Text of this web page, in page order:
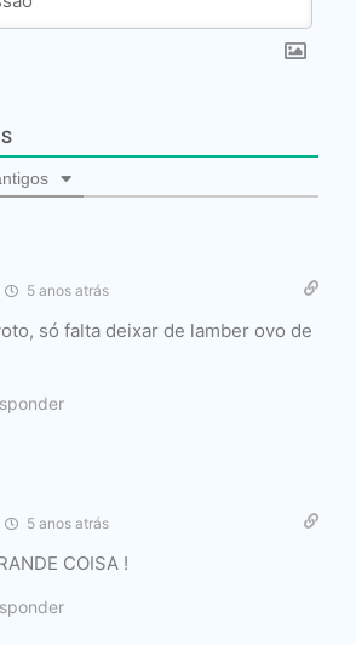
5 anos atrás
só falta deixar de lamber ovo de
5 anos atrás
COISA !